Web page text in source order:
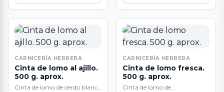
CARNICERÍA HERRERA
Cinta de lomo al ajillo.
500 g. aprox.
Cinta de lomo de cerdo blanco
CARNICERÍA HERRERA
Cinta de lomo fresca.
500 g. aprox.
Cinta de lomo de